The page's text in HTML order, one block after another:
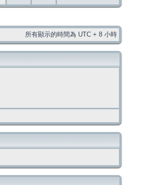
所有顯示的時間為 UTC + 8 小時